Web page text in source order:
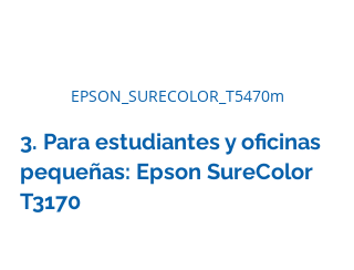
EPSON_SURECOLOR_T5470m
3. Para estudiantes y oficinas
pequeñas: Epson SureColor
T3170